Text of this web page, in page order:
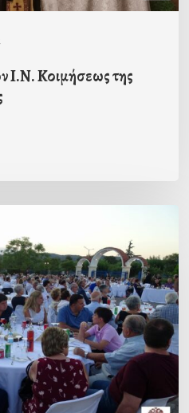
Ι.Ν. Κοιμήσεως της